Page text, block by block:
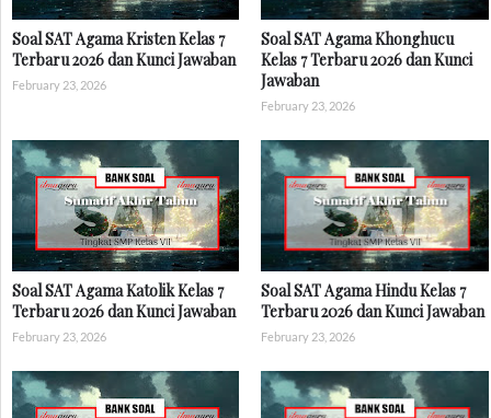
Soal SAT Agama Kristen Kelas 7
Terbaru 2026 dan Kunci Jawaban
February 23, 2026
Soal SAT Agama Khonghucu
Kelas 7 Terbaru 2026 dan Kunci
Jawaban
February 23, 2026
Soal SAT Agama Katolik Kelas 7
Terbaru 2026 dan Kunci Jawaban
February 23, 2026
Soal SAT Agama Hindu Kelas 7
Terbaru 2026 dan Kunci Jawaban
February 23, 2026